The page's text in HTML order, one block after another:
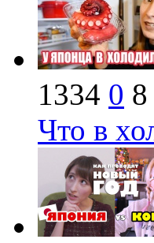
1334 0
Что в